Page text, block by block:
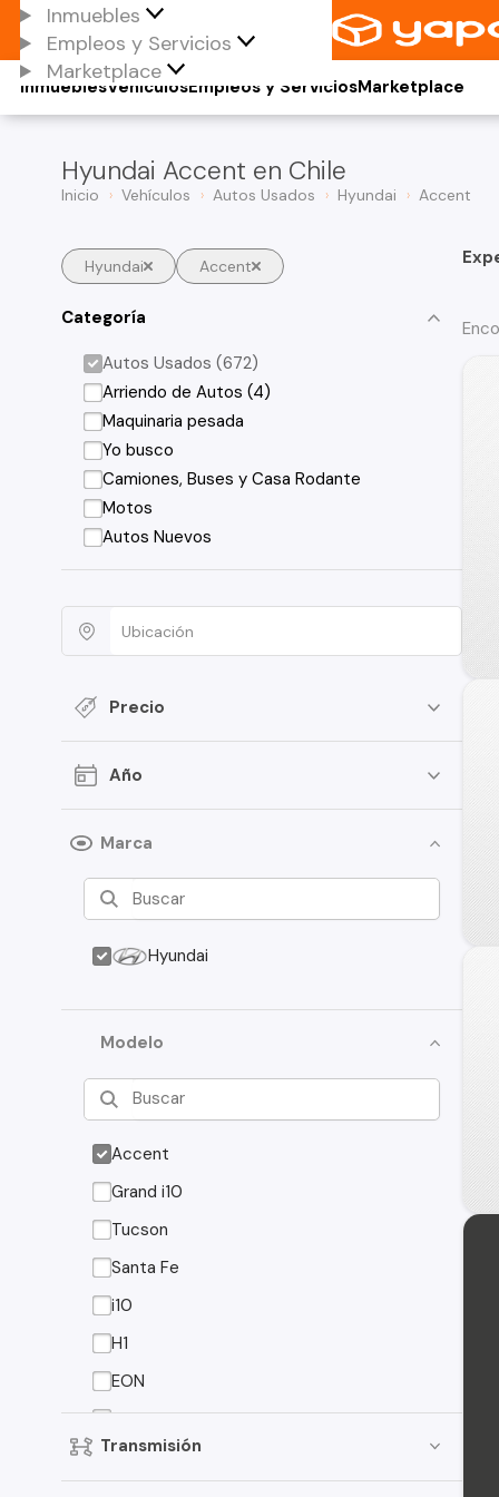
Inmuebles
Empleos y Servicios
Marketplace
Vehículos
Inmuebles Empleos y ServiciosMarketplace
Hyundai Accent en Chile
Inicio Vehículos Autos Usados Hyundai Accent
Hyundai Accent
Categoría
Autos Usados (672)
Arriendo de Autos (4)
Maquinaria pesada
Yo busco
Camiones, Buses y Casa Rodante
Motos
Autos Nuevos
Precio
Año
Marca
Hyundai
Modelo
Accent
Grand i10
Tucson
Santa Fe
i10
H1
EON
Elantra
Creta
Transmisión